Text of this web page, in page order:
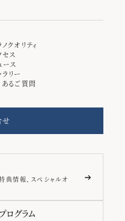
ノクオリティ
セス
ース
ラリー
あるご質問
せ
典情報、スペシャルオ
ログラム